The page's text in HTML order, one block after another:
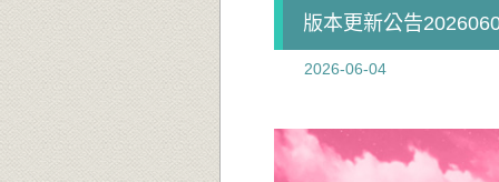
版本更新公告
2026-06-04